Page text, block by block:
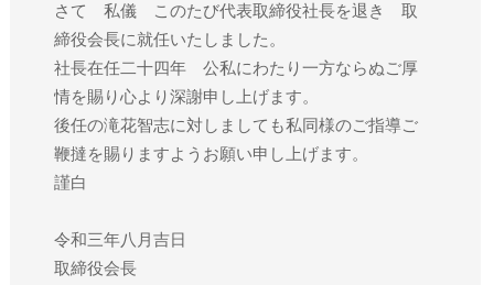
さて 私儀 このたび代表取締役社長を退き 取
締役会長に就任いたしました。
社長在任二十四年 公私にわたり一方ならぬご厚
情を賜り心より深謝申し上げます。
後任の滝花智志に対しましても私同様のご指導ご
鞭撻を賜りますようお願い申し上げます。
謹白
令和三年八月吉日
取締役会長